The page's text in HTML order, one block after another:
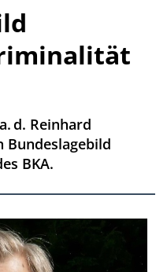
d. Reinhard
Bundeslagebild
BKA.